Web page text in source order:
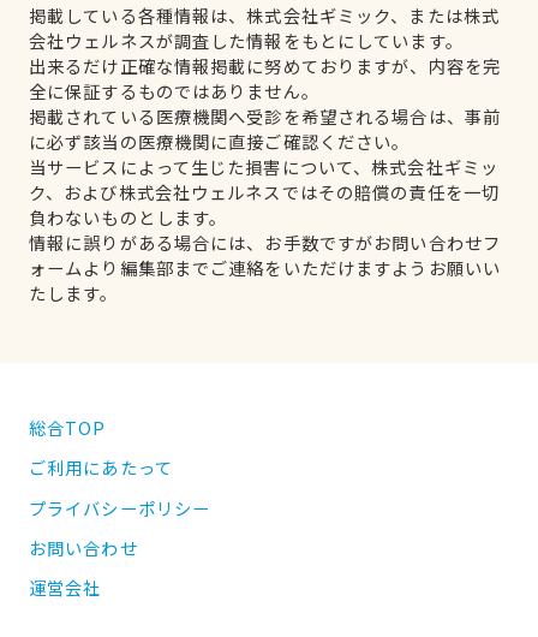
掲載している各種情報は、株式会社ギミック、または株式
会社ウェルネスが調査した情報をもとにしています。
出来るだけ正確な情報掲載に努めておりますが、内容を完
全に保証するものではありません。
掲載されている医療機関へ受診を希望される場合は、事前
に必ず該当の医療機関に直接ご確認ください。
当サービスによって生じた損害について、株式会社ギミッ
ク、および株式会社ウェルネスではその賠償の責任を一切
負わないものとします。
情報に誤りがある場合には、お手数ですがお問い合わせフ
ォームより編集部までご連絡をいただけますようお願いい
たします。
総合TOP
ご利用にあたって
プライバシーポリシー
お問い合わせ
運営会社